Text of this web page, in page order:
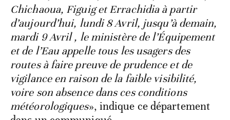
Chichaoua, Figuig et Errachidia à partir
d’aujourd’hui, lundi 8 Avril, jusqu’à demain,
mardi 9 Avril , le ministère de l’Équipement
et de l’Eau appelle tous les usagers des
routes à faire preuve de prudence et de
vigilance en raison de la faible visibilité,
voire son absence dans ces conditions
météorologiques», indique ce département